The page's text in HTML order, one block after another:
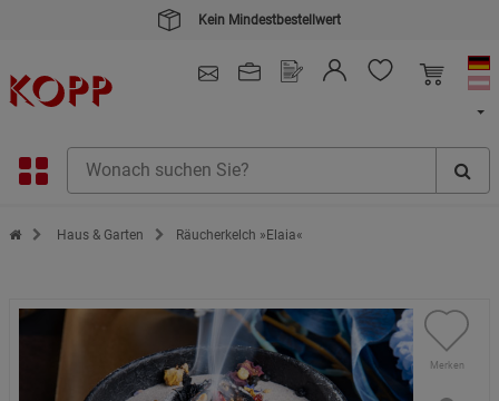
Kein Mindestbestellwert
Zur Startseite des Kopp Verlag Online-Shop
Haus & Garten Räucherkelch »Elaia«
Merken